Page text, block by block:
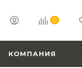
0
КОМПАНИЯ